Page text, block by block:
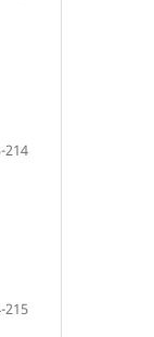
214
215